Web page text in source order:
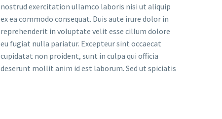
nostrud exercitation ullamco laboris nisi ut aliquip
ex ea commodo consequat. Duis aute irure dolor in
reprehenderit in voluptate velit esse cillum dolore
eu fugiat nulla pariatur. Excepteur sint occaecat
cupidatat non proident, sunt in culpa qui officia
deserunt mollit anim id est laborum. Sed ut spiciatis